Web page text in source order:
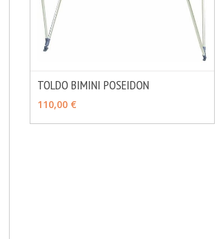
TOLDO BIMINI POSEIDON
110,00 €